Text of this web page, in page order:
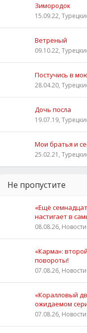
Зимородок
15.09.22,
Ветреный
09.10.22,
Постучись в
28.04.20,
Дочь посла
19.07.19,
Мои братья и
25.02.21,
Не пропустите
«Ещё
настигает в
08.08.26, Новости
«Карма»:
повороты!
07.08.26, Новости
«Коралловый
ожидаемом
07.08.26, Новости